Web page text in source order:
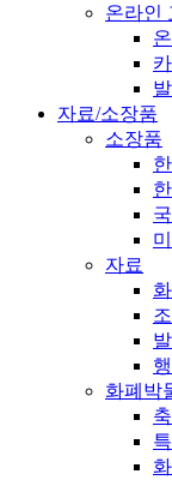
온라인
자료/소장품
소장품
자료
화폐박